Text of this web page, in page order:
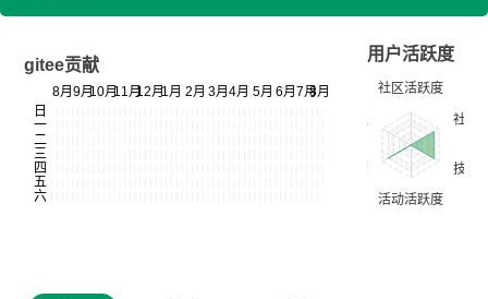
gitee贡献
用户活跃度